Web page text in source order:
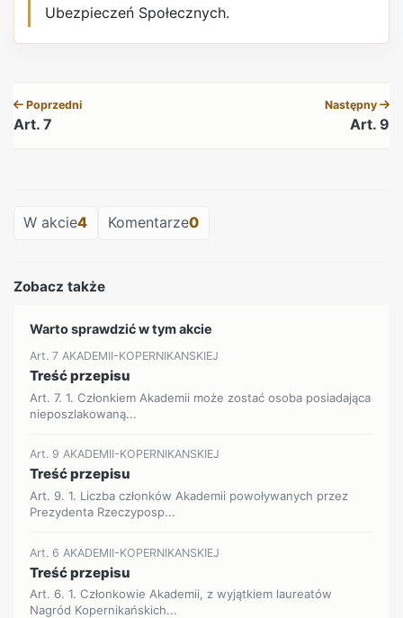
Ubezpieczeń Społecznych.
Poprzedni
Art. 7
Następny
Art. 9
W akcie4 Komentarze0
Zobacz także
Warto sprawdzić w tym akcie
Art. 7 AKADEMII-KOPERNIKANSKIEJ
Treść przepisu
Art. 7. 1. Członkiem Akademii może zostać osoba posiadająca
nieposzlakowaną...
Art. 9 AKADEMII-KOPERNIKANSKIEJ
Treść przepisu
Art. 9. 1. Liczba członków Akademii powoływanych przez
Prezydenta Rzeczyposp...
Art. 6 AKADEMII-KOPERNIKANSKIEJ
Treść przepisu
Art. 6. 1. Członkowie Akademii, z wyjątkiem laureatów
Nagród Kopernikańskich...